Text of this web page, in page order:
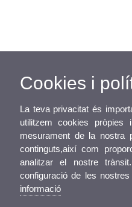
Cookies i
La teva privacitat és
utilitzem cookies
mesurament de la nostra
continguts,així com
analitzar el nostre
configuració de les
informació